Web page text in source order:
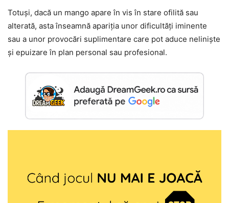
Totuși, dacă un mango apare în vis în stare ofilită sau
alterată, asta înseamnă apariția unor dificultăți iminente
sau a unor provocări suplimentare care pot aduce neliniște
și epuizare în plan personal sau profesional.